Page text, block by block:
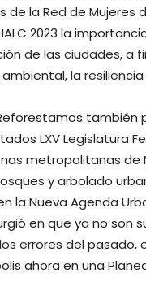
la Red de Mujeres
2023 la
de las ciudades, a
la
también
LXV Legislatura
metropolitanas de
y arbolado
la Nueva Agenda
urgió en que ya no
errores del
ahora en una